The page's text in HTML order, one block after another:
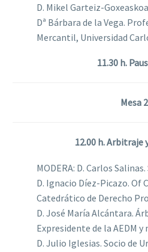
D. Mikel Garteiz-
Dª Bárbara de la Vega.
Mercantil, Universidad
11.30 h.
Mesa 2
12.00 h. Arbitraje
MODERA: D. Carlos
D. Ignacio Díez-Picazo. Of
Catedrático de Derecho
D. José María Alcántara.
Expresidente de la AEDM
D. Julio Iglesias. Socio de